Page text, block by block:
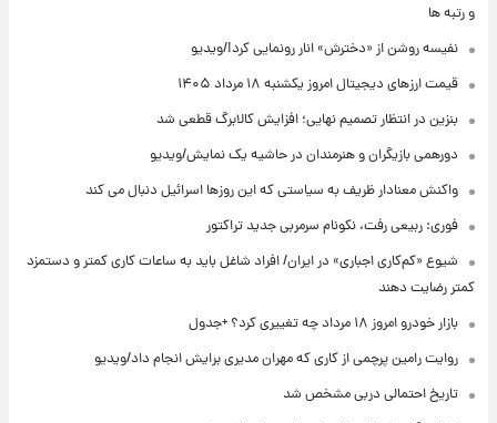
و رتبه ها
نفیسه روشن از «دخترش» انار رونمایی کرد!/ویدیو
قیمت ارزهای دیجیتال امروز یکشنبه ۱۸ مرداد ۱۴۰۵
بنزین در انتظار تصمیم نهایی؛ افزایش کالابرگ قطعی شد
دورهمی بازیگران و هنرمندان در حاشیه یک نمایش/ویدیو
واکنش معنادار ظریف به سیاستی که این روزها اسرائیل دنبال می کند
فوری: ربیعی رفت، نکونام سرمربی جدید تراکتور
شیوع «کم‌کاری اجباری» در ایران/ افراد شاغل باید به ساعات کاری کمتر و دستمزد
کمتر رضایت دهند
بازار خودرو امروز ۱۸ مرداد چه تغییری کرد؟ +جدول
روایت رامین پرچمی از کاری که مهران مدیری برایش انجام داد/ویدیو
تاریخ احتمالی دربی مشخص شد